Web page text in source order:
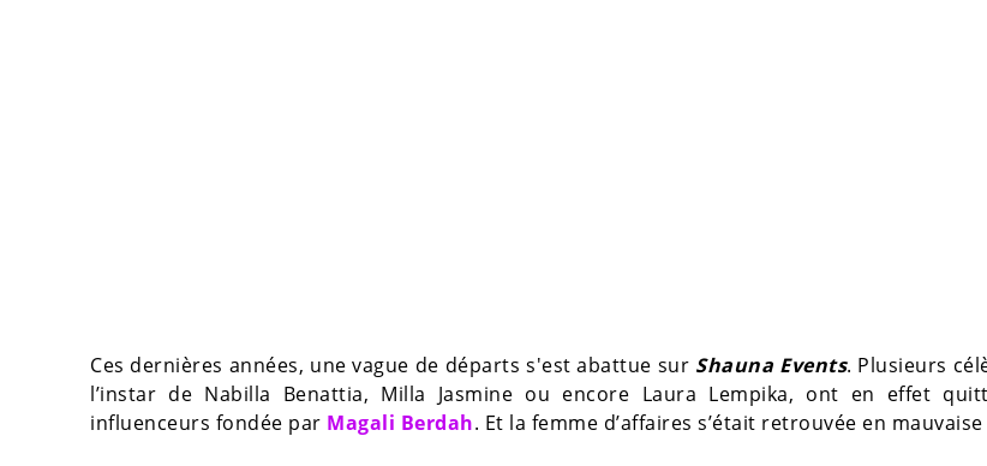
Ces dernières années, une vague de départs s'est abattue sur Shauna Events. Plusieurs
l’instar de Nabilla Benattia, Milla Jasmine ou encore Laura Lempika, ont en effet
influenceurs fondée par Magali Berdah. Et la femme d’affaires s’était retrouvée en